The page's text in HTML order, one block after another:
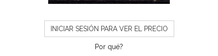
INICIAR SESIÓN PARA VER EL PRECIO
Por qué?